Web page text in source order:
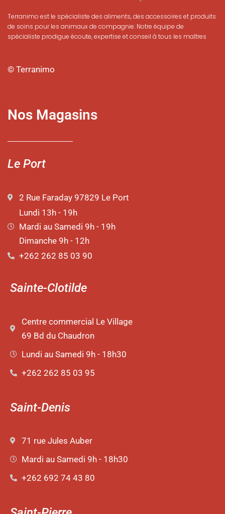
Terranimo est le spécialiste des aliments, des accessoires et produits
de soins pour les animaux de compagnie. Notre équipe de
spécialiste prodigue écoute, expertise et conseil à tous les maîtres
© Terranimo
Nos Magasins
Le Port
2 Rue Faraday 97829 Le Port
Lundi 13h - 19h
Mardi au Samedi 9h - 19h
Dimanche 9h - 12h
+262 262 85 03 90
Sainte-Clotilde
Centre commercial Le Village
69 Bd du Chaudron
Lundi au Samedi 9h - 18h30
+262 262 85 03 95
Saint-Denis
71 rue Jules Auber
Mardi au Samedi 9h - 18h30
+262 692 74 43 80